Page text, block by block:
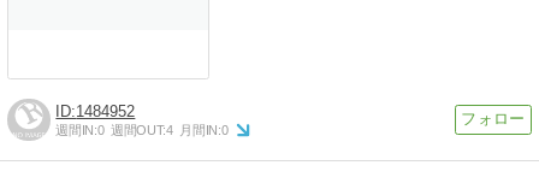
1484952
週間IN:0 週間OUT:4 月間IN:0